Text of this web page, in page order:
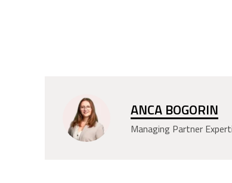
ANCA BOGORIN
Managing Partner